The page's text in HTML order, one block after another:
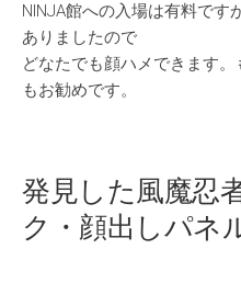
NINJA館への入場は有料です
ありましたので
どなたでも顔ハメできます
もお勧めです。
発見した風魔忍
ク・顔出しパネ